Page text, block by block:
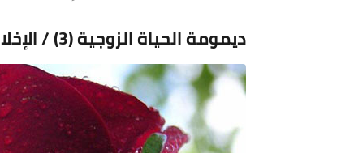
ديمومة الحياة الزوجية (3) / الإخلاص